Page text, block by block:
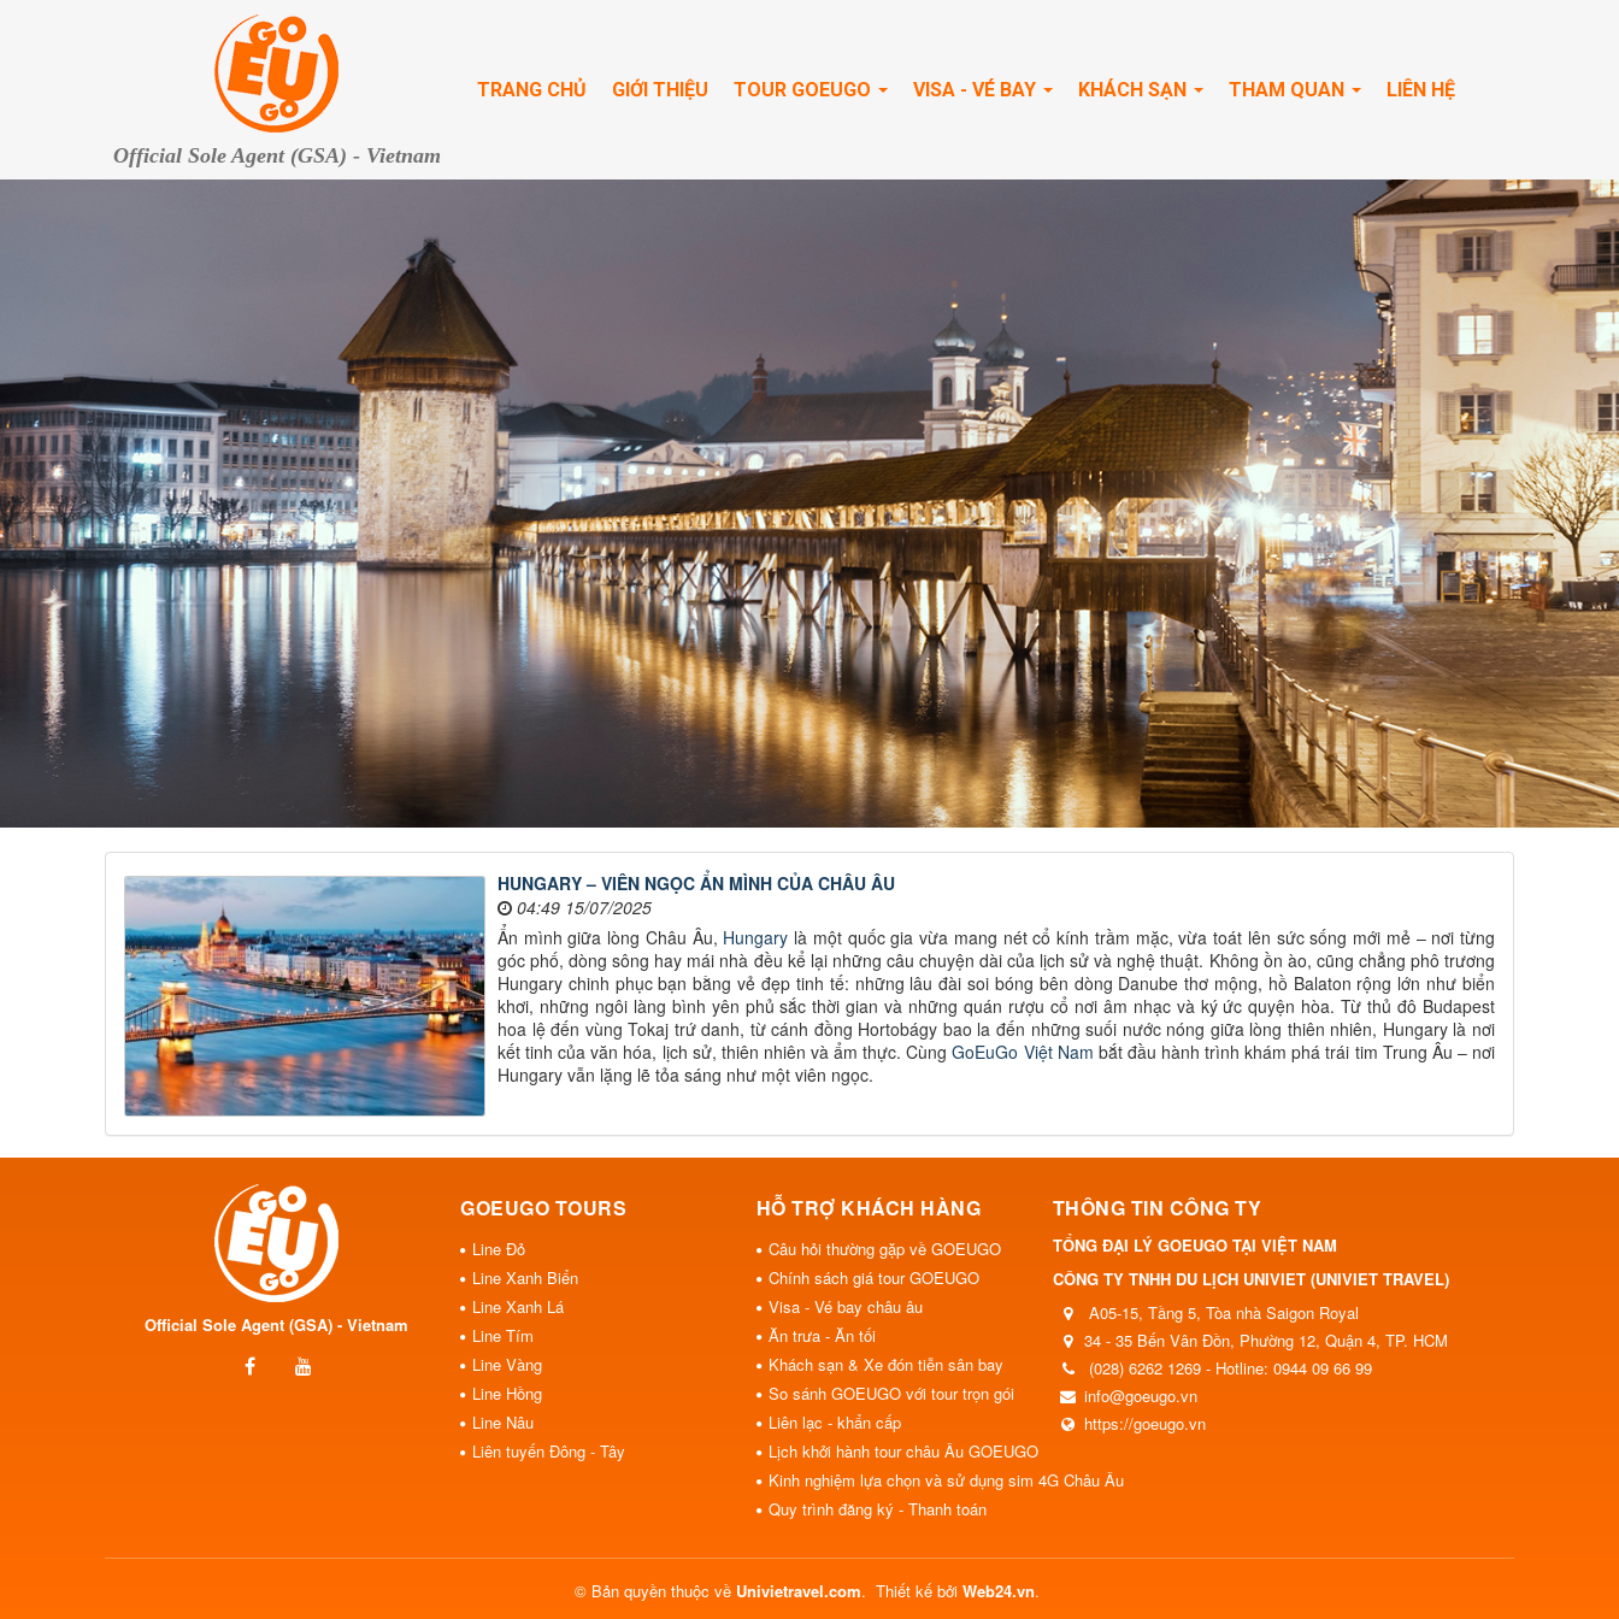
Official Sole Agent (GSA) - Vietnam
TRANG CHỦ GIỚI THIỆU TOUR GOEUGO VISA - VÉ BAY KHÁCH SẠN THAM QUAN LIÊN HỆ
HUNGARY – VIÊN NGỌC ẨN MÌNH CỦA CHÂU ÂU
04:49 15/07/2025
Ẩn mình giữa lòng Châu Âu, Hungary là một quốc gia vừa mang nét cổ kính trầm mặc, vừa toát lên sức sống mới mẻ – nơi từng
góc phố, dòng sông hay mái nhà đều kể lại những câu chuyện dài của lịch sử và nghệ thuật. Không ồn ào, cũng chẳng phô trương
Hungary chinh phục bạn bằng vẻ đẹp tinh tế: những lâu đài soi bóng bên dòng Danube thơ mộng, hồ Balaton rộng lớn như biển
khơi, những ngôi làng bình yên phủ sắc thời gian và những quán rượu cổ nơi âm nhạc và ký ức quyện hòa. Từ thủ đô Budapest
hoa lệ đến vùng Tokaj trứ danh, từ cánh đồng Hortobágy bao la đến những suối nước nóng giữa lòng thiên nhiên, Hungary là nơi
kết tinh của văn hóa, lịch sử, thiên nhiên và ẩm thực. CùngGoEuGo Việt Nam bắt đầu hành trình khám phá trái tim Trung Âu – nơi
Hungary vẫn lặng lẽ tỏa sáng như một viên ngọc.
Official Sole Agent (GSA) - Vietnam
GOEUGO TOURS
Line Đỏ
Line Xanh Biển
Line Xanh Lá
Line Tím
Line Vàng
Line Hồng
Line Nâu
Liên tuyến Đông - Tây
HỖ TRỢ KHÁCH HÀNG
Câu hỏi thường gặp về GOEUGO
Chính sách giá tour GOEUGO
Visa - Vé bay châu âu
Ăn trưa - Ăn tối
Khách sạn & Xe đón tiễn sân bay
So sánh GOEUGO với tour trọn gói
Liên lạc - khẩn cấp
Lịch khởi hành tour châu Âu GOEUGO
Kinh nghiệm lựa chọn và sử dụng sim 4G Châu Âu
Quy trình đăng ký - Thanh toán
THÔNG TIN CÔNG TY
TỔNG ĐẠI LÝ GOEUGO TẠI VIỆT NAM
CÔNG TY TNHH DU LỊCH UNIVIET (UNIVIET TRAVEL)
A05-15, Tầng 5, Tòa nhà Saigon Royal
34 - 35 Bến Vân Đồn, Phường 12, Quận 4, TP. HCM
(028) 6262 1269 - Hotline: 0944 09 66 99
info@goeugo.vn
https://goeugo.vn
© Bản quyền thuộc về Univietravel.com. Thiết kế bởi Web24.vn.